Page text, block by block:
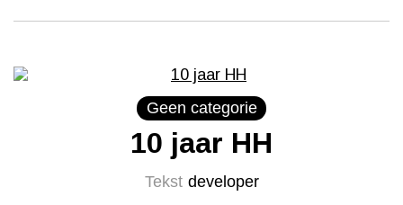
Geen categorie
10 jaar HH
Tekst developer